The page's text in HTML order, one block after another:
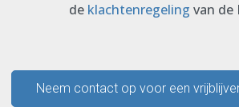
de klachtenregeling van de
Neem contact op voor een